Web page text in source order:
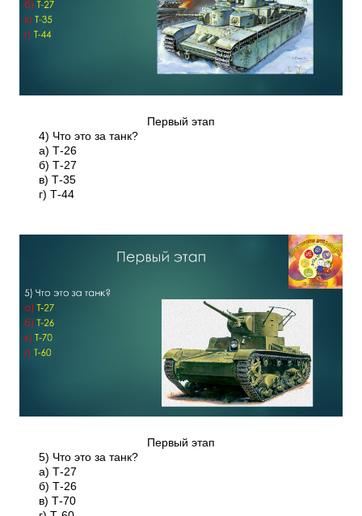
Первый этап
4) Что это за танк?
а) Т-26
б) Т-27
в) Т-35
г) Т-44
Первый этап
5) Что это за танк?
а) Т-27
б) Т-26
в) Т-70